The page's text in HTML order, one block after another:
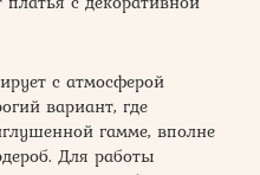
с атмосферой
вариант, где
гамме, вполне
Для работы